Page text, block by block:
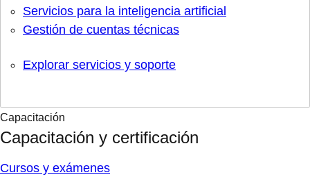
Servicios para la inteligencia artificial
Gestión de cuentas técnicas
Explorar servicios y soporte
Capacitación
Capacitación y certificación
Cursos y exámenes